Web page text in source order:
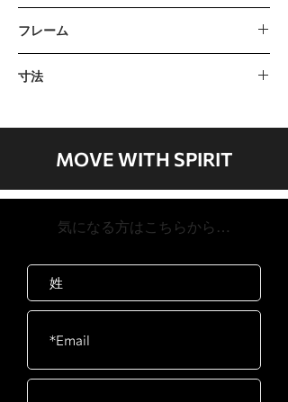
ザイン
21インチのストライド長は、2度のペ
ダル反転で自然なペダルの動きをシミ
ュレートします
流体運動用の工業用グレードの72mm
ローラーベアリング
LEDディスプレイとファンプログラムマ
ニュアル、ヒル、ファットバーン、心拍
数、HIIT、カーディオ、インターバル、
ターブレーキフライホイールシステム‍ペ
合は13.6 kg力自己生成駆動列ローラーベ
たエクストラワイド12溝ポリVベルト
フレーム
粉体塗装鋼
寸法
1956 x 813 x 1702 mm / 77 "x 32" x 66 "
製品の重量
180 kg / 396ポンド
最大ユーザー体重
MOVE WITH SPIRIT
​気になる方はこちらから…